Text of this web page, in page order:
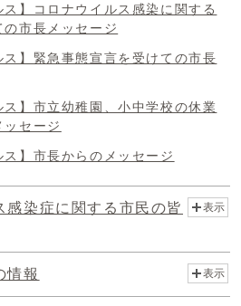
ス】コロナウイルス感染に関する
市長メッセージ
ス】緊急事態宣言を受けての市長
ス】市立幼稚園、小中学校の休業
セージ
ス】市長からのメッセージ
感染症に関する市民の皆
表示
情報 表示